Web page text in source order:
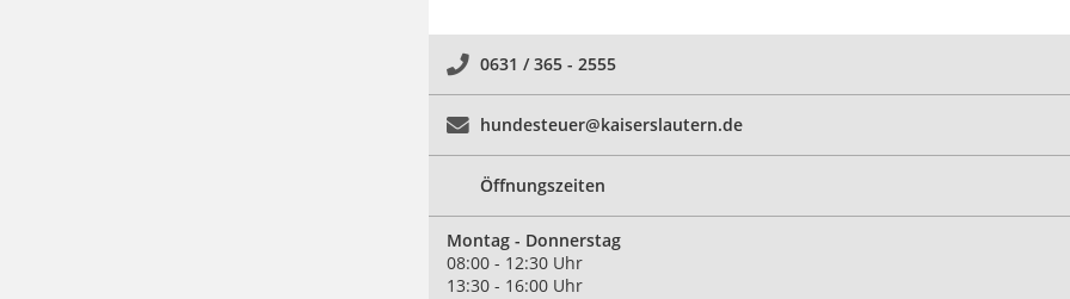
0631 / 365 - 2555
hundesteuer@kaiserslautern.de
Öffnungszeiten
Montag- Donnerstag
08:00 - 12:30 Uhr
13:30 - 16:00 Uhr